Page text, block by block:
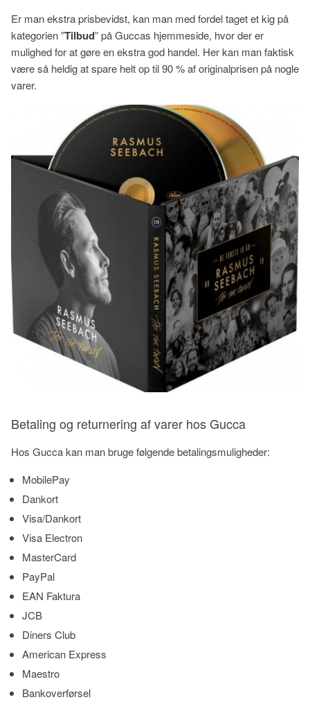
Er man ekstra prisbevidst, kan man med fordel taget et kig på
kategorien ”Tilbud” på Guccas hjemmeside, hvor der er
mulighed for at gøre en ekstra god handel. Her kan man faktisk
være så heldig at spare helt op til 90 % af originalprisen på nogle
varer.
Betaling og returnering af varer hos Gucca
Hos Gucca kan man bruge følgende betalingsmuligheder:
MobilePay
Dankort
Visa/Dankort
Visa Electron
MasterCard
PayPal
EAN Faktura
JCB
Diners Club
American Express
Maestro
Bankoverførsel